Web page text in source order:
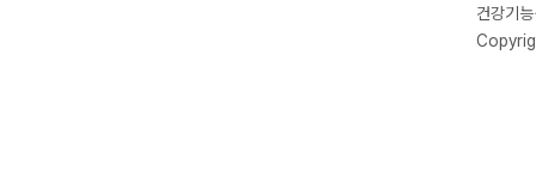
건강기